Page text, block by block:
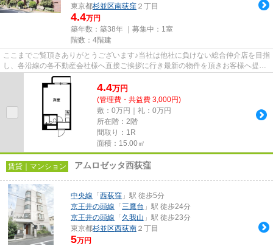
東京都杉並区南荻窪 ２丁目
4.4万円
築年数：築38年 ｜募集中： 1室
階数：4階建
ここまでご覧頂きありがとうございます♪当社は他社に負けない総合仲介店を目指
し、各沿線の各不動産会社様へ直接ご挨拶に行き最新の物件を頂きお客様へ提供
しております！最新の情報は...
4.4万円
(管理費・共益費 3,000円)
敷：0万円｜礼：0万円
所在階：2階
間取り：1R
面積：15.00㎡
賃貸｜マンション アムロゼッタ西荻窪
中央線 「 西荻窪 」駅 徒歩5分
京王井の頭線 「 三鷹台 」駅 徒歩24分
京王井の頭線 「 久我山 」駅 徒歩23分
東京都杉並区西荻南 ２丁目
5万円